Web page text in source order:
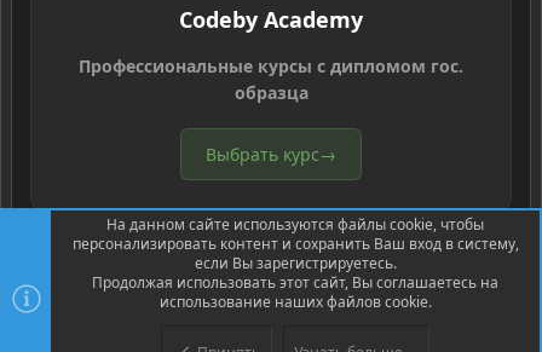
Codeby Academy
Профессиональные курсы с дипломом гос.
образца
Выбрать курс→
Community platform by XenForo ® © 2010-2026 XenForo Ltd.
На данном сайте используются файлы cookie, чтобы
персонализировать контент и сохранить Ваш вход в систему,
если Вы зарегистрируетесь.
Продолжая использовать этот сайт, Вы соглашаетесь на
использование наших файлов cookie.